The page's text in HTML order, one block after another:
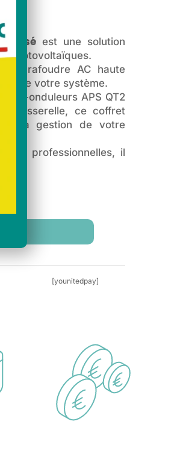
est une solution
photovoltaïques.
parafoudre AC haute
de votre système.
onduleurs APS QT2
passerelle, ce coffret
et la gestion de votre
et professionnelles, il
[younitedpay]